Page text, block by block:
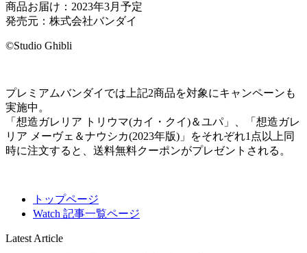
商品お届け：2023年3月予定
発売元：株式会社バンダイ
©Studio Ghibli
プレミアムバンダイでは上記2商品を対象にキャンペーンも
実施中。
「想造ガレリア トリウマ(カイ・クイ)＆ユパ」、「想造ガレ
リア メーヴェ＆ナウシカ(2023年版)」をそれぞれ1点以上同
時に注文すると、送料無料クーポンがプレゼントされる。
トップページ
Watch 記事一覧ページ
Latest Article